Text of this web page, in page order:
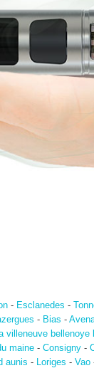
- Esclanedes -
- Bias -
villeneuve bellenoye
maine- Consigny-
aunis - Loriges - Vao